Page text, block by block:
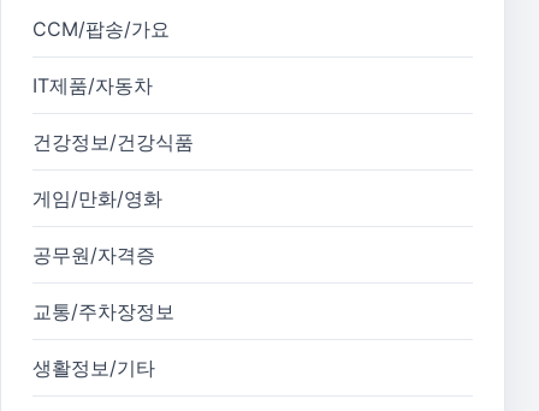
CCM/팝송/가요
IT제품/자동차
건강정보/건강식품
게임/만화/영화
공무원/자격증
교통/주차장정보
생활정보/기타